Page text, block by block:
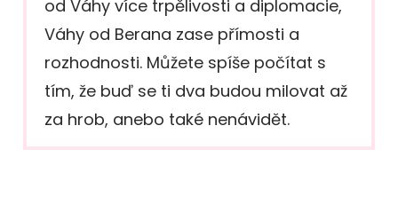
od Váhy více trpělivosti a diplomacie,
Váhy od Berana zase přímosti a
rozhodnosti. Můžete spíše počítat s
tím, že buď se ti dva budou milovat až
za hrob, anebo také nenávidět.